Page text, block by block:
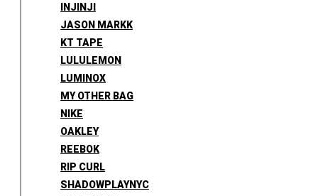
INJINJI
JASON MARKK
KT TAPE
LULULEMON
LUMINOX
MY OTHER BAG
NIKE
OAKLEY
REEBOK
RIP CURL
SHADOWPLAYNYC